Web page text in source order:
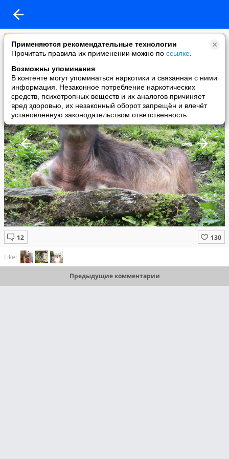
Применяются рекомендательные технологии
Прочитать правила их применении можно по ссылке
Возможны упоминания
В контенте могут упоминаться наркотики и связанная с ними
информация. Незаконное потребление наркотических
средств, психотропных веществ и их аналогов причиняет
вред здоровью, их незаконный оборот запрещён и влечёт
установленную законодательством ответственность
Николай Ларин
added a photo
22 Mar в 21:49
Like:
Предыдущие комментарии